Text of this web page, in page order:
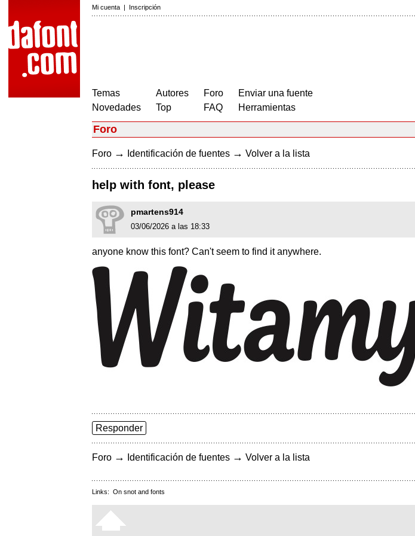
Mi cuenta | Inscripción
Temas
Novedades
Autores
Top
Foro
FAQ
Enviar una fuente
Herramientas
Foro
Foro → Identificación de fuentes → Volver a la lista
help with font, please
pmartens914
03/06/2026 a las 18:33
anyone know this font? Can't seem to find it anywhere.
Responder
Foro → Identificación de fuentes → Volver a la lista
Links: On snot and fonts